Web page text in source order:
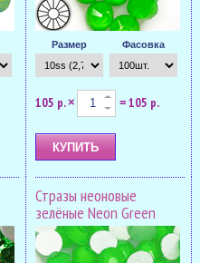
Размер Фасовка
105 р.× = 105 р.
Стразы неоновые
зелёные Neon Green